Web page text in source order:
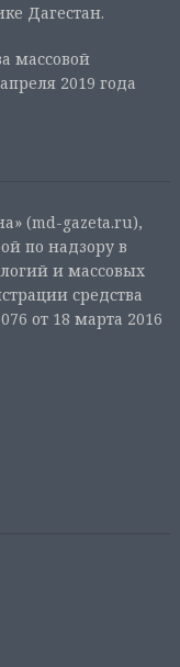
Дагестан.
массовой
2019 года
(md-gazeta.ru),
по надзору в
и массовых
средства
от 18 марта 2016